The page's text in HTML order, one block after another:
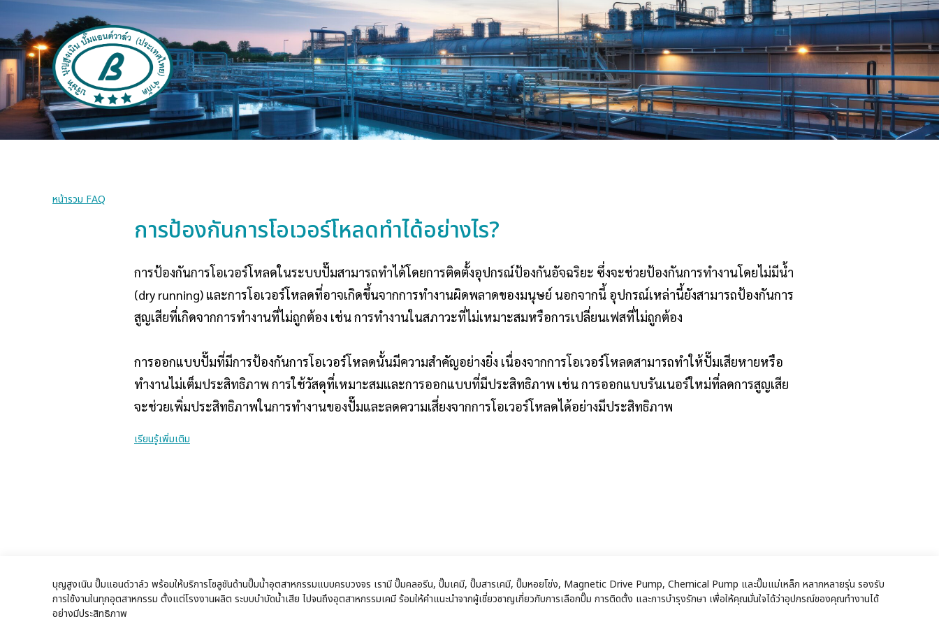
หน้ารวม FAQ
การป้องกันการโอเวอร์โหลดทำได้อย่างไร?
การป้องกันการโอเวอร์โหลดในระบบปั๊มสามารถทำได้โดยการติดตั้งอุปกรณ์ป้องกันอัจฉริยะ ซึ่งจะช่วยป้องกันการทำงานโดยไม่มีน้ำ
(dry running) และการโอเวอร์โหลดที่อาจเกิดขึ้นจากการทำงานผิดพลาดของมนุษย์ นอกจากนี้ อุปกรณ์เหล่านี้ยังสามารถป้องกันการ
สูญเสียที่เกิดจากการทำงานที่ไม่ถูกต้อง เช่น การทำงานในสภาวะที่ไม่เหมาะสมหรือการเปลี่ยนเฟสที่ไม่ถูกต้อง
การออกแบบปั๊มที่มีการป้องกันการโอเวอร์โหลดนั้นมีความสำคัญอย่างยิ่ง เนื่องจากการโอเวอร์โหลดสามารถทำให้ปั๊มเสียหายหรือ
ทำงานไม่เต็มประสิทธิภาพ การใช้วัสดุที่เหมาะสมและการออกแบบที่มีประสิทธิภาพ เช่น การออกแบบรันเนอร์ใหม่ที่ลดการสูญเสีย
จะช่วยเพิ่มประสิทธิภาพในการทำงานของปั๊มและลดความเสี่ยงจากการโอเวอร์โหลดได้อย่างมีประสิทธิภาพ
เรียนรู้เพิ่มเติม
บุญสูงเนิน ปั๊มแอนด์วาล์ว พร้อมให้บริการโซลูชันด้านปั๊มน้ำอุตสาหกรรมแบบครบวงจร เรามี ปั๊มคลอรีน, ปั๊มเคมี, ปั๊มสารเคมี, ปั๊มหอยโข่ง, Magnetic Drive Pump, Chemical Pump และปั๊มแม่เหล็ก หลากหลายรุ่น รองรับ
การใช้งานในทุกอุตสาหกรรม ตั้งแต่โรงงานผลิต ระบบบำบัดน้ำเสีย ไปจนถึงอุตสาหกรรมเคมี ร้อมให้คำแนะนำจากผู้เชี่ยวชาญเกี่ยวกับการเลือกปั๊ม การติดตั้ง และการบำรุงรักษา เพื่อให้คุณมั่นใจได้ว่าอุปกรณ์ของคุณทำงานได้
อย่างมีประสิทธิภาพ